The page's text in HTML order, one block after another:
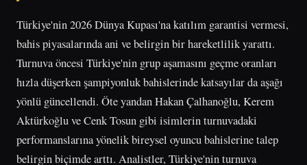
Türkiye'nin 2026 Dünya Kupası'na katılım garantisi vermesi,
bahis piyasalarında ani ve belirgin bir hareketlilik yarattı.
Turnuva öncesi Türkiye'nin grup aşamasını geçme oranları
hızla düşerken şampiyonluk bahislerinde katsayılar da aşağı
yönlü güncellendi. Öte yandan Hakan Çalhanoğlu, Kerem
Aktürkoğlu ve Cenk Tosun gibi isimlerin turnuvadaki
performanslarına yönelik bireysel oyuncu bahislerine talep
belirgin biçimde arttı. Analistler, Türkiye'nin turnuva